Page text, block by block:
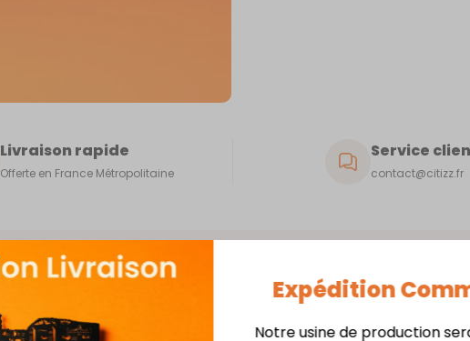
Expédition
Notre usine de production
Livraison rapide
Offerte en France Métropolitaine
Service
contact@citizz.fr